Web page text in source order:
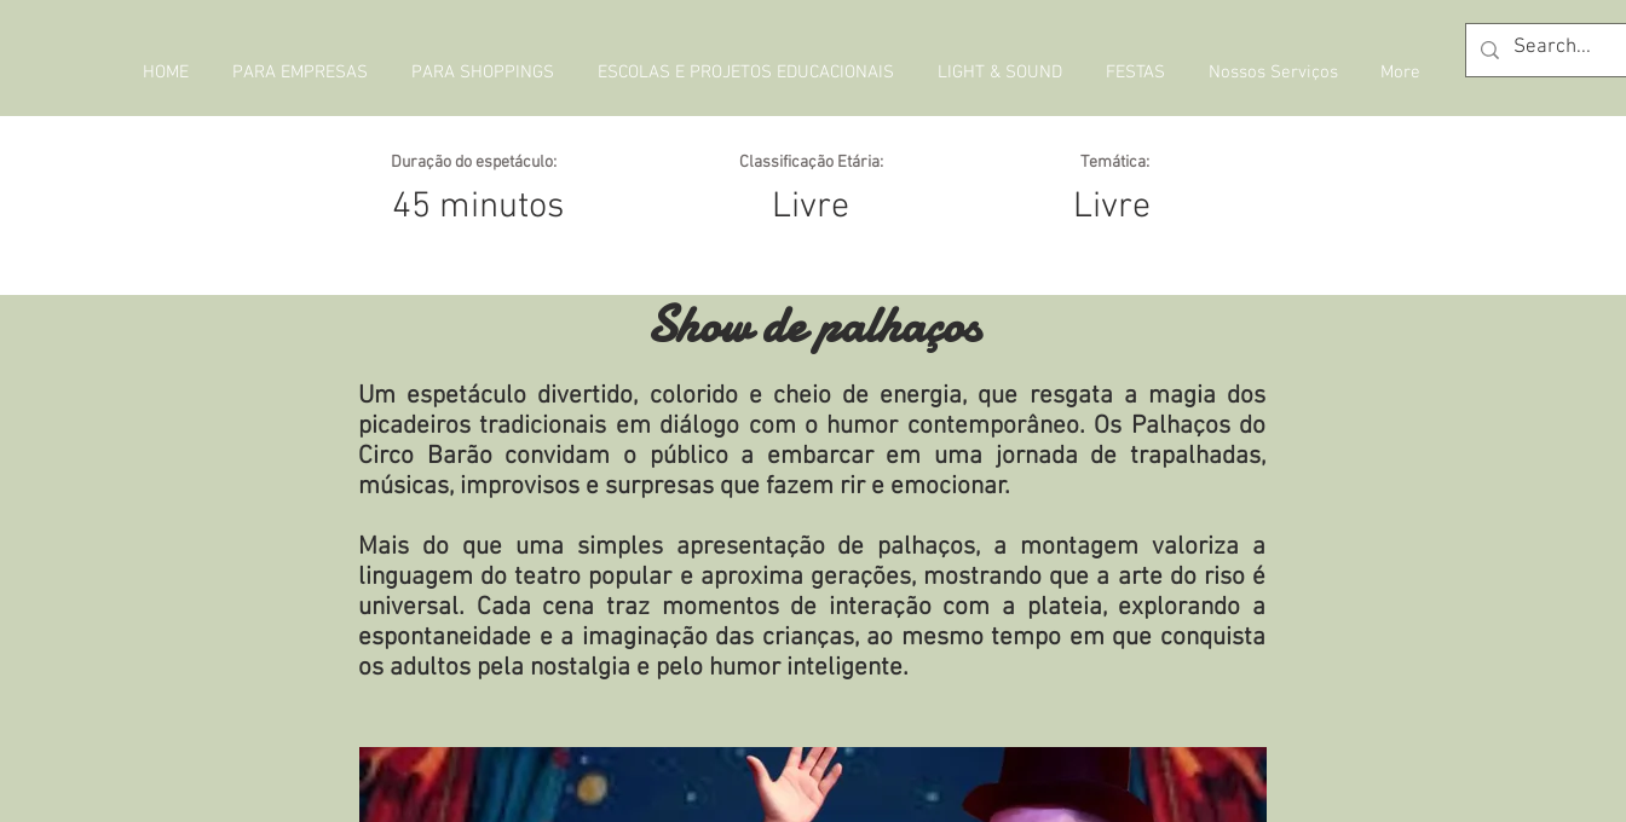
HOME PARA EMPRESAS PARA SHOPPINGS ESCOLAS E PROJETOS EDUCACIONAIS LIGHT & SOUND FESTAS Nossos Serviços More
Duração do espetáculo:
45 minutos
Classificação Etária:
Livre
Temática:
Livre
Show de palhaços
Um espetáculo divertido, colorido e cheio de energia, que resgata a magia dos
picadeiros tradicionais em diálogo com o humor contemporâneo. Os Palhaços do
Circo Barão convidam o público a embarcar em uma jornada de trapalhadas,
músicas, improvisos e surpresas que fazem rir e emocionar.
Mais do que uma simples apresentação de palhaços, a montagem valoriza a
linguagem do teatro popular e aproxima gerações, mostrando que a arte do riso é
universal. Cada cena traz momentos de interação com a plateia, explorando a
espontaneidade e a imaginação das crianças, ao mesmo tempo em que conquista
os adultos pela nostalgia e pelo humor inteligente.